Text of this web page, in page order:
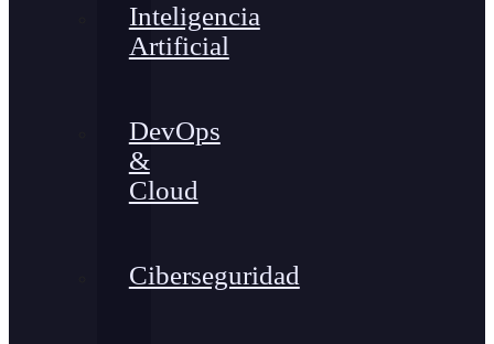
Inteligencia
Artificial
DevOps
&
Cloud
Ciberseguridad